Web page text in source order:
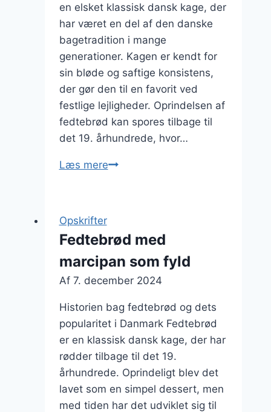
en elsket klassisk dansk kage, der
har været en del af den danske
bagetradition i mange
generationer. Kagen er kendt for
sin bløde og saftige konsistens,
der gør den til en favorit ved
festlige lejligheder. Oprindelsen af
fedtebrød kan spores tilbage til
det 19. århundrede, hvor…
Læs mereFedtebrød
festligt
touch
Opskrifter
Fedtebrød med
marcipan som fyld
Af 7. december 2024
Historien bag fedtebrød og dets
popularitet i Danmark Fedtebrød
er en klassisk dansk kage, der har
rødder tilbage til det 19.
århundrede. Oprindeligt blev det
lavet som en simpel dessert, men
med tiden har det udviklet sig til